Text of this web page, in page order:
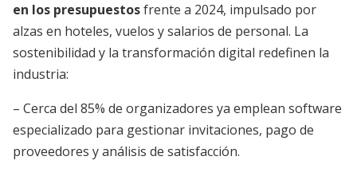
en los presupuestosfrente a 2024, impulsado por
alzas en hoteles, vuelos y salarios de personal. La
sostenibilidad y la transformación digital redefinen la
industria:
– Cerca del 85% de organizadores ya emplean software
especializado para gestionar invitaciones, pago de
proveedores y análisis de satisfacción.